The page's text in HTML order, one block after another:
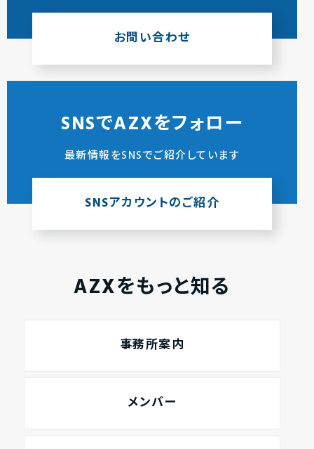
お問い合わせ
SNSでAZXをフォロー
最新情報をSNSでご紹介しています
SNSアカウントのご紹介
AZXをもっと知る
事務所案内
メンバー